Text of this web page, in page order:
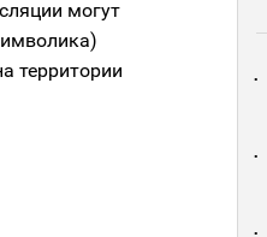
могут
территории